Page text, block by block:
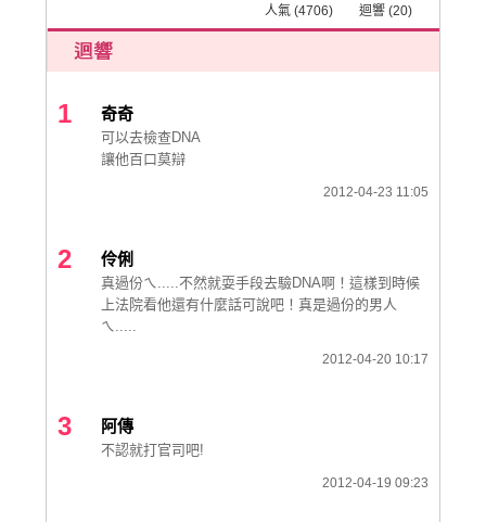
人氣 (4706) 迴響 (20)
1 奇奇
可以去檢查DNA
讓他百口莫辯
2012-04-23 11:05
2 伶俐
真過份ㄟ.....不然就耍手段去驗DNA啊！這樣到時候
上法院看他還有什麼話可說吧！真是過份的男人
ㄟ.....
2012-04-20 10:17
3 阿傳
不認就打官司吧!
2012-04-19 09:23